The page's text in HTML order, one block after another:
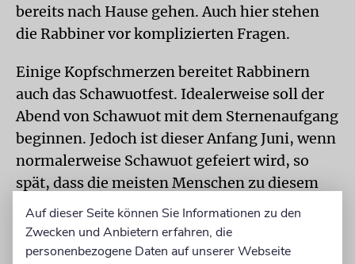
bereits nach Hause gehen. Auch hier stehen
die Rabbiner vor komplizierten Fragen.
Einige Kopfschmerzen bereitet Rabbinern
auch das Schawuotfest. Idealerweise soll der
Abend von Schawuot mit dem Sternenaufgang
beginnen. Jedoch ist dieser Anfang Juni, wenn
normalerweise Schawuot gefeiert wird, so
spät, dass die meisten Menschen zu diesem
Zeitpunkt schon schlafen. Das gleiche
Problem gibt es mit dem zweiten
Schawuotabend: Man muss auf das Ende des
Auf dieser Seite können Sie Informationen zu den
Zwecken und Anbietern erfahren, die
personenbezogene Daten auf unserer Webseite